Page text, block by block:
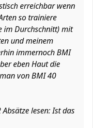
erreichbar wenn
so trainiere
im Durchschnitt) mit
und meinem
immernoch BMI
eben Haut die
von BMI 40
lesen: Ist das